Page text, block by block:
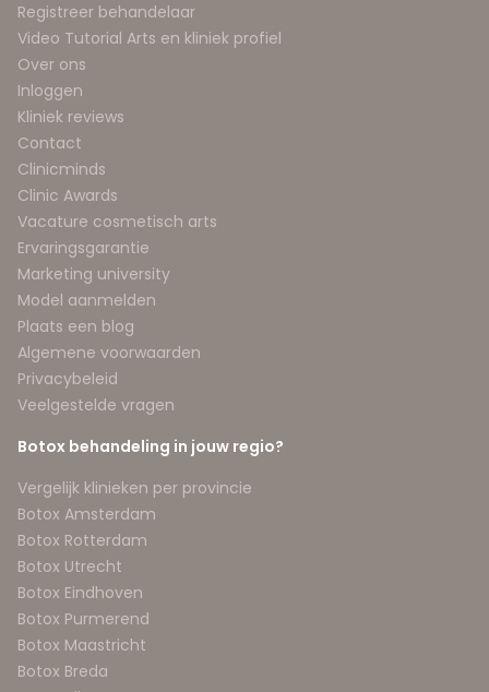
Registreer behandelaar
Video Tutorial Arts en kliniek profiel
Over ons
Inloggen
Kliniek reviews
Contact
Clinicminds
Clinic Awards
Vacature cosmetisch arts
Ervaringsgarantie
Marketing university
Model aanmelden
Plaats een blog
Algemene voorwaarden
Privacybeleid
Veelgestelde vragen
Botox behandeling in jouw regio?
Vergelijk klinieken per provincie
Botox Amsterdam
Botox Rotterdam
Botox Utrecht
Botox Eindhoven
Botox Purmerend
Botox Maastricht
Botox Breda